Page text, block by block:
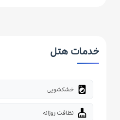
خدمات هتل
local_laundry_service خشکشویی
cleaning_services نظافت روزانه